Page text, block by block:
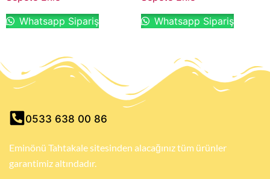
Whatsapp Sipariş
Whatsapp Sipariş
0533 638 00 86
Eminönü Tahtakale sitesinden alacağınız tüm ürünler
garantimiz altındadır.